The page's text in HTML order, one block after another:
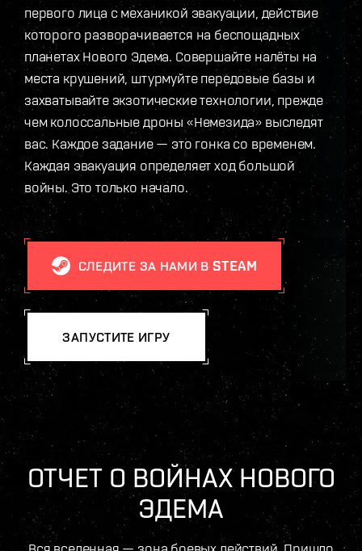
первого лица с механикой эвакуации, действие
которого разворачивается на беспощадных
планетах Нового Эдема. Совершайте налёты на
места крушений, штурмуйте передовые базы и
захватывайте экзотические технологии, прежде
чем колоссальные дроны «Немезида» выследят
вас. Каждое задание — это гонка со временем.
Каждая эвакуация определяет ход большой
войны. Это только начало.
СЛЕДИТЕ ЗА НАМИ В STEAM
ЗАПУСТИТЕ ИГРУ
ОТЧЕТ О ВОЙНАХ НОВОГО
ЭДЕМА